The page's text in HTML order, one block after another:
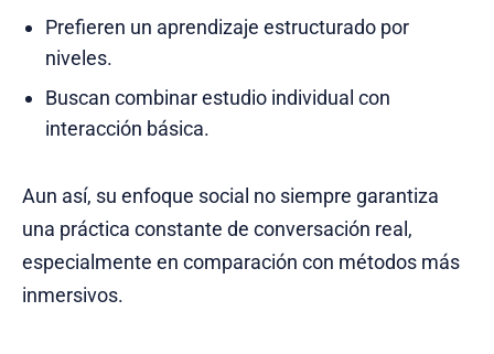
Prefieren un aprendizaje estructurado por
niveles.
Buscan combinar estudio individual con
interacción básica.
Aun así, su enfoque social no siempre garantiza
una práctica constante de conversación real,
especialmente en comparación con métodos más
inmersivos.